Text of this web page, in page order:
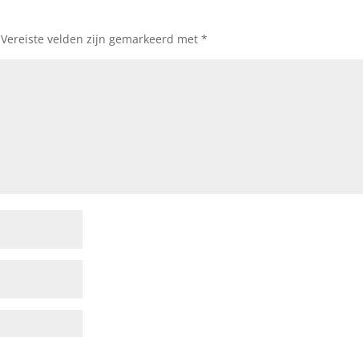
Vereiste velden zijn gemarkeerd met*